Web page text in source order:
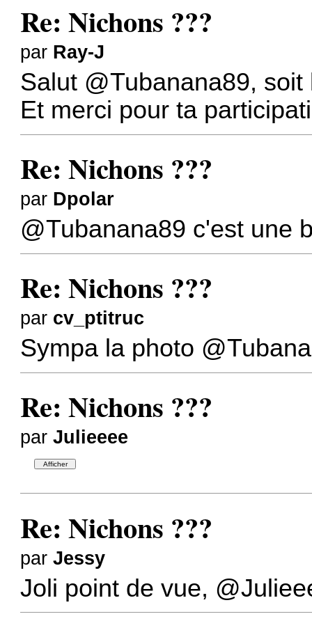
Re: Nichons ???
par Ray-J
Salut @Tubanana89, soit
Et merci pour ta
Re: Nichons ???
par Dpolar
@Tubanana89 c'est une
Re: Nichons ???
par cv_ptitruc
Sympa la photo
Re: Nichons ???
parJulieeee
Re: Nichons ???
parJessy
Joli point de vue,